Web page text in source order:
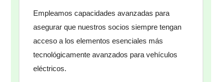
Empleamos capacidades avanzadas para
asegurar que nuestros socios siempre tengan
acceso a los elementos esenciales más
tecnológicamente avanzados para vehículos
eléctricos.